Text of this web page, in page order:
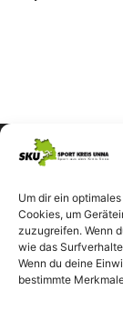
Um dir ein
Cookies, um
zuzugreifen. Wenn
wie das
Wenn du deine
bestimmte